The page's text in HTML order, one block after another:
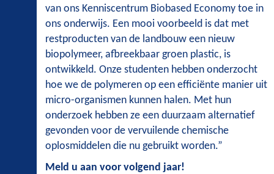
van ons Kenniscentrum Biobased Economy toe in
ons onderwijs. Een mooi voorbeeld is dat met
restproducten van de landbouw een nieuw
biopolymeer, afbreekbaar groen plastic, is
ontwikkeld. Onze studenten hebben onderzocht
hoe we de polymeren op een efficiënte manier uit
micro-organismen kunnen halen. Met hun
onderzoek hebben ze een duurzaam alternatief
gevonden voor de vervuilende chemische
oplosmiddelen die nu gebruikt worden.”
Meld u aan voor volgend jaar!